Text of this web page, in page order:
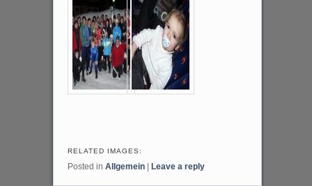
RELATED IMAGES:
Posted in Allgemein | Leave a reply